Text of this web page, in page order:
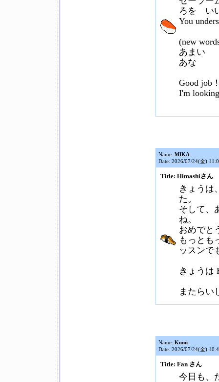
ろを い
You
(new
あまい
あな
Good job
I'm
Name: MIKA
Date: 2026/07/24(金)
Title: Himashiさん
きょうは
た。
そして、
ね。
おめでと
もっとも
ッスンで
きょうは
またらい
Name: Kumi
Date: 2026/07/24(金)
Title: Fan さん
今日も、